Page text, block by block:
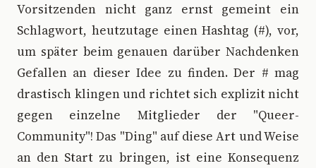
Vorsitzenden nicht ganz ernst gemeint ein
Schlagwort, heutzutage einen Hashtag (#), vor,
um später beim genauen darüber Nachdenken
Gefallen an dieser Idee zu finden. Der # mag
drastisch klingen und richtet sich explizit nicht
gegen einzelne Mitglieder der "Queer-
Community"! Das "Ding" auf diese Art und Weise
an den Start zu bringen, ist eine Konsequenz